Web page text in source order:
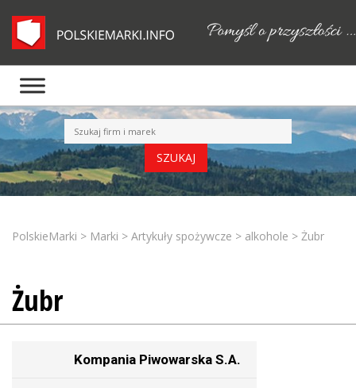
PolskieMarki > Marki > Artykuły spożywcze > alkohole > Żubr
Żubr
Kompania Piwowarska S.A.